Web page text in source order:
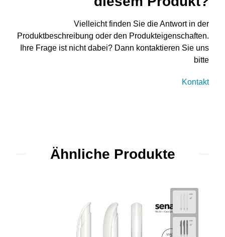
Vielleicht finden Sie die Antwort in der
Produktbeschreibung oder den Produkteigenschaften.
Ihre Frage ist nicht dabei? Dann kontaktieren Sie uns
bitte
Kontakt
Ähnliche Produkte